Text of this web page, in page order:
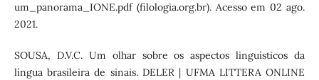
um_panorama_IONE.pdf (filologia.org.br). Acesso em 02 ago.
2021.
SOUSA, D.V.C. Um olhar sobre os aspectos linguísticos da
língua brasileira de sinais. DELER | UFMA LITTERA ONLINE